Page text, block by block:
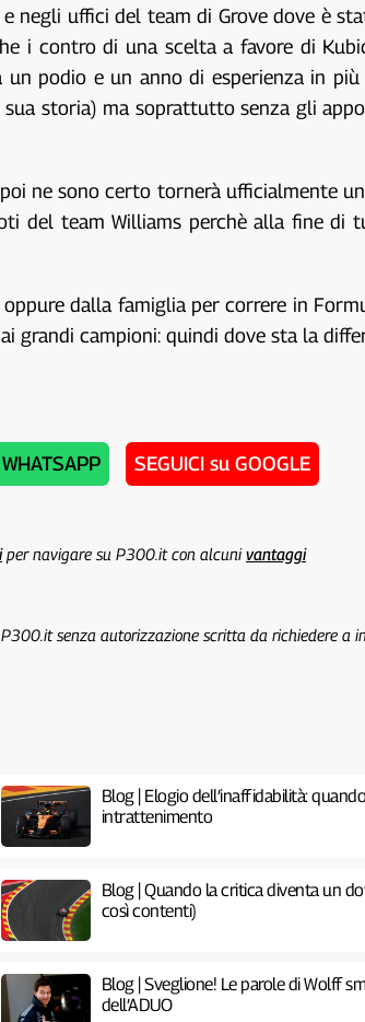
uffici del team di Grove dove è
i contro di una scelta a favore di
podio e un anno di esperienza in
storia) ma soprattutto senza gli
ne sono certo tornerà ufficialmente
del team Williams perchè alla fine di
dalla famiglia per correre in
grandi campioni: quindi dove sta la
WHATSAPP SEGUICI su GOOGLE
per navigare su P300.it con alcunivantaggi
senza autorizzazione scritta da richiedere a
Blog | Elogio dell’inaffidabilità:
intrattenimento
Blog | Quando la critica diventa un
così contenti)
Blog | Sveglione! Le parole di Wolff
dell’ADUO